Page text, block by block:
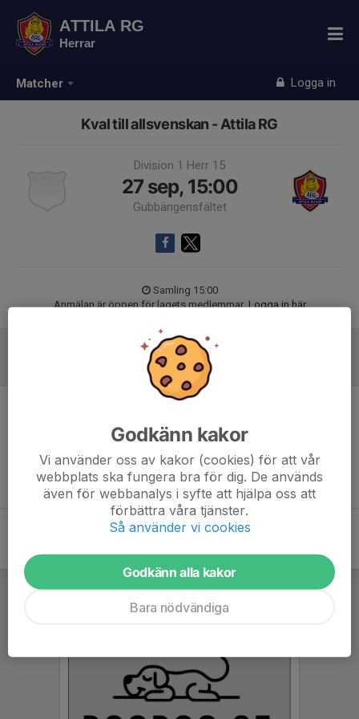
Matcher Logga in
ATTILA RG
Herrar
Kval till allsvenskan - Attila RG
Division 1 Herr 15
27 sep, 15:00
Gubbängensfältet
Samling 15:00
Anmälan är öppen för lagets medlemmar. Logga in här
Godkänn kakor
Vi använder oss av kakor (cookies) för att vår
webbplats ska fungera bra för dig. De används
även för webbanalys i syfte att hjälpa oss att
förbättra våra tjänster.
Så använder vi cookies
Godkänn alla kakor
Bara nödvändiga